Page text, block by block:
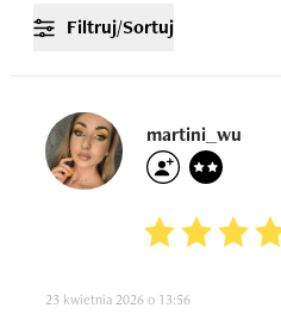
Filtruj/Sortuj
martini_wu
23 kwietnia 2026 o 13:56